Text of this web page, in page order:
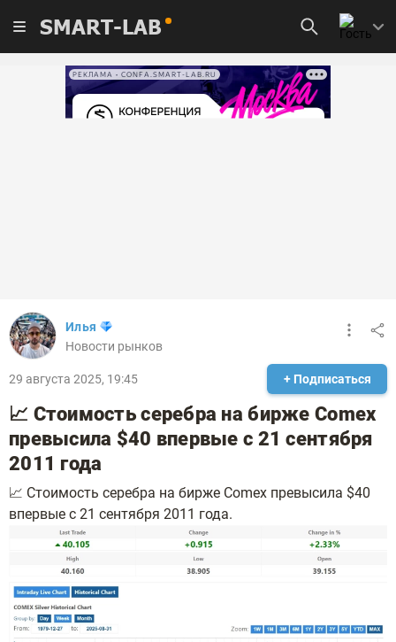
SMART-LAB
РЕКЛАМА • CONFA.SMART-LAB.RU
Илья
Новости рынков
29 августа 2025, 19:45 + Подписаться
📈 Стоимость серебра на бирже Comex
превысила $40 впервые с 21 сентября
2011 года
📈 Стоимость серебра на бирже Comex превысила $40
впервые с 21 сентября 2011 года.